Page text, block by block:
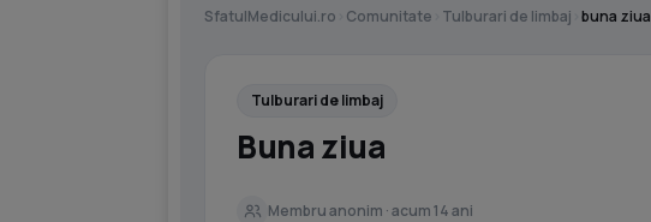
SfatulMedicului.ro Comunitate Tulburari de limbaj buna ziua
Tulburari de limbaj
Buna ziua
Membru anonim · acum 14 ani